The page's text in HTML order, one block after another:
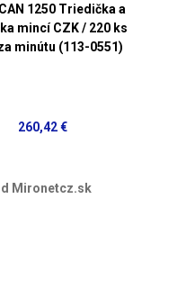
1250 Triedička a
mincí CZK / 220 ks
minútu (113-0551)
260,42 €
Mironetcz.sk